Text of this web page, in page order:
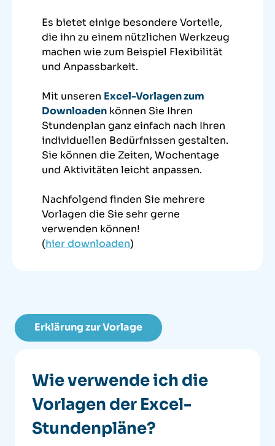
Es bietet einige besondere Vorteile,
die ihn zu einem nützlichen Werkzeug
machen wie zum Beispiel Flexibilität
und Anpassbarkeit.
Mit unseren Excel-Vorlagen zum
Downloaden können Sie Ihren
Stundenplan ganz einfach nach Ihren
individuellen Bedürfnissen gestalten.
Sie können die Zeiten, Wochentage
und Aktivitäten leicht anpassen.
Nachfolgend finden Sie mehrere
Vorlagen die Sie sehr gerne
verwenden können!
(hier downloaden)
Erklärung zur Vorlage
Wie verwende ich die
Vorlagen der Excel-
Stundenpläne?